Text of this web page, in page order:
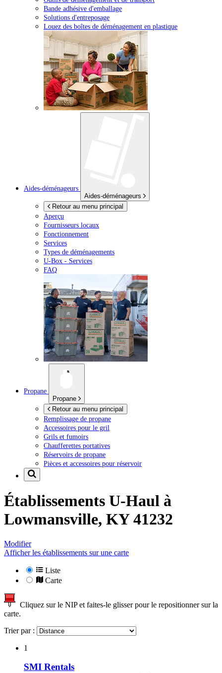
Bande adhésive d'emballage
Solutions d'entreposage
Louez des boîtes de déménagement en plastique
Aides-déménageurs
Aides-déménageurs
Retour au menu principal
Aperçu
Fournisseurs locaux
Fonctionnement
Services
Types de déménagements
U-Box - Services
FAQ
Propane
Propane
Retour au menu principal
Remplissage de propane
Accessoires pour le gril
Grils et fumoirs
Chaufferettes portatives
Réservoirs de propane
Pièces et accessoires pour réservoir
Établissements U-Haul à
Lowmansville, KY 41232
Modifier
Afficher les établissements sur une carte
Liste
Carte
Cliquez sur le NIP et faites-le glisser pour le repositionner sur la
carte.
Trier par :
1
SMI Rentals